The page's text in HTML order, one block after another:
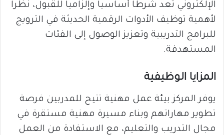
الإلكتروني تعد شرطاً أساسياً وإلزامياً للقبول، نظراً
لأهمية توظيف الأدوات الرقمية الحديثة في الترويج
للبرامج التدريبية وتعزيز الوصول إلى الفئات
المستهدفة.
المزايا الوظيفية
يوفر المركز بيئة عمل مهنية تتيح للمدربين فرصة
تطوير مهاراتهم وبناء مسيرة مهنية مستقرة في
مجال التدريب والتعليم، مع الاستفادة من العمل